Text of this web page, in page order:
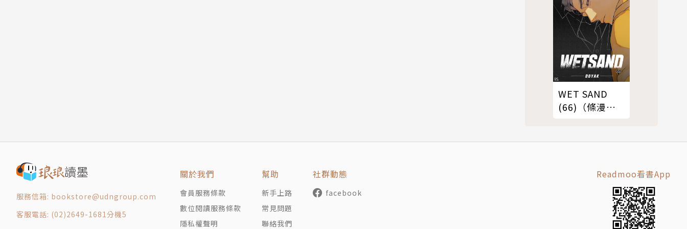
WET SAND
(66)（條漫
服務信箱: bookstore@udngroup.com
客服電話: (02)2649-1681分機5
關於我們
會員服務條款
數位閱讀服務條款
隱私權聲明
幫助
新手上路
常見問題
聯絡我們
社群動態
facebook
Readmoo看書App